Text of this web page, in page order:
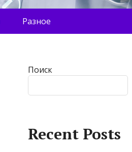
Разное
Поиск
Recent Posts